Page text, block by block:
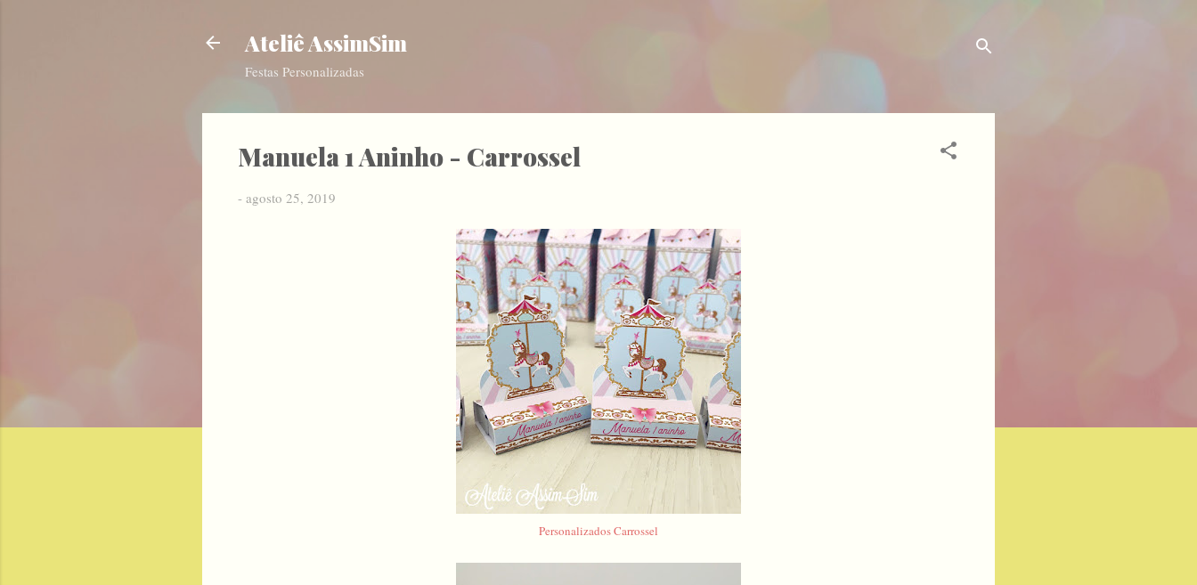
Ateliê AssimSim
Festas Personalizadas
Manuela 1 Aninho - Carrossel
- agosto 25, 2019
Personalizados Carrossel